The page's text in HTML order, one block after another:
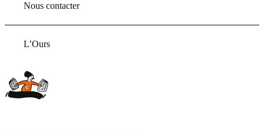
Nous contacter
L’Ours